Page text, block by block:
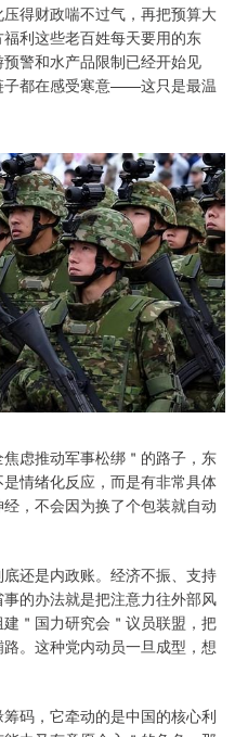
得财政喘不过气，再把预算大
利这些老百姓每天要用的东
警和水产品限制已经开始见
子都在感受寒意——这只是最温
虑推动军事松绑＂的路子，东
情绪化反应，而是有非常具体
，不会因为换了个包装就自动
还是内政账。经济不振、支持
的办法就是把注意力往外部风
＂国力研究会＂议员联盟，把
。这种党内动员一旦成型，想
码，它牵动的是中国的核心利